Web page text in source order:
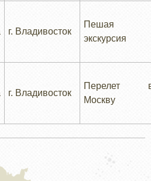
г. Владивосток
Пешая
экскурсия
г. Владивосток
Перелет
Москву